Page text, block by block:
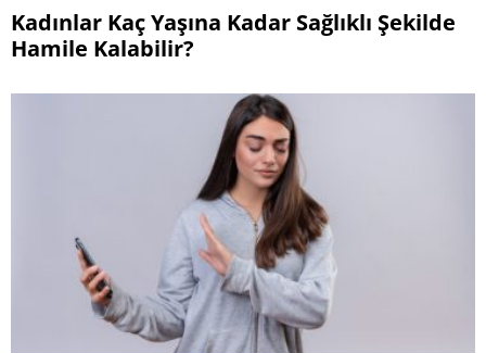
Kadınlar Kaç Yaşına Kadar Sağlıklı Şekilde
Hamile Kalabilir?